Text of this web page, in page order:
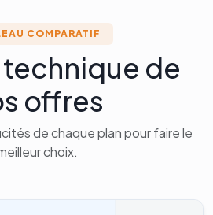
COMPARATIF
de
offres
de chaque plan pour faire le
choix.